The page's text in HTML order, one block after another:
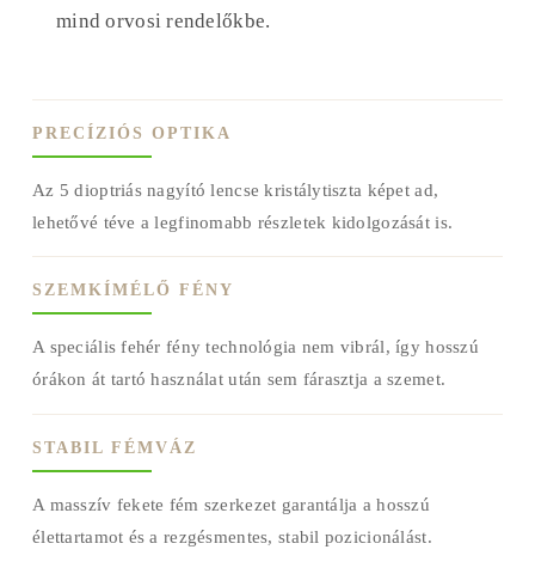
mind orvosi rendelőkbe.
PRECÍZIÓS OPTIKA
Az 5 dioptriás nagyító lencse kristálytiszta képet ad,
lehetővé téve a legfinomabb részletek kidolgozását is.
SZEMKÍMÉLŐ FÉNY
A speciális fehér fény technológia nem vibrál, így hosszú
órákon át tartó használat után sem fárasztja a szemet.
STABIL FÉMVÁZ
A masszív fekete fém szerkezet garantálja a hosszú
élettartamot és a rezgésmentes, stabil pozicionálást.